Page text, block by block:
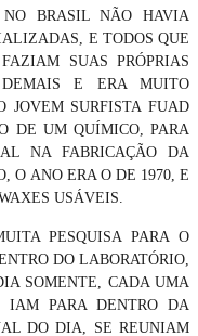
NO BRASIL NÃO HAVIA
E TODOS QUE
SUAS PRÓPRIAS
DEMAIS E ERA MUITO
JOVEM SURFISTA FUAD
DE UM QUÍMICO, PARA
NA FABRICAÇÃO DA
O ANO ERA O DE 1970, E
USÁVEIS.
PESQUISA PARA O
DO LABORATÓRIO,
SOMENTE, CADA UMA
IAM PARA DENTRO DA
DO DIA, SE REUNIAM